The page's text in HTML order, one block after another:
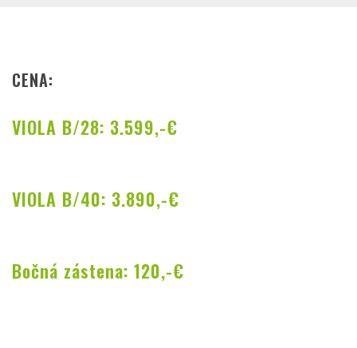
CENA:
VIOLA B/28: 3.599,-€
VIOLA B/40: 3.890,-€
Bočná zástena: 120,-€